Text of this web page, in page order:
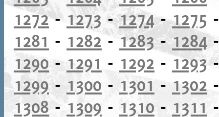
1272- 1273-1274-1275
1281 - 1282-1283-1284
1290- 1291 - 1292 - 1293
1299- 1300 - 1301 - 1302
1308- 1309 - 1310 - 1311